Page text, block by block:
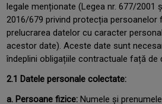
legale menționate (Legea nr. 677/2001
2016/679 privind protecția persoanelor
prelucrarea datelor cu caracter
acestor date). Aceste date sunt
îndeplini obligațiile contractuale față de
2.1 Datele personale colectate:
a. Persoane fizice: Numele și